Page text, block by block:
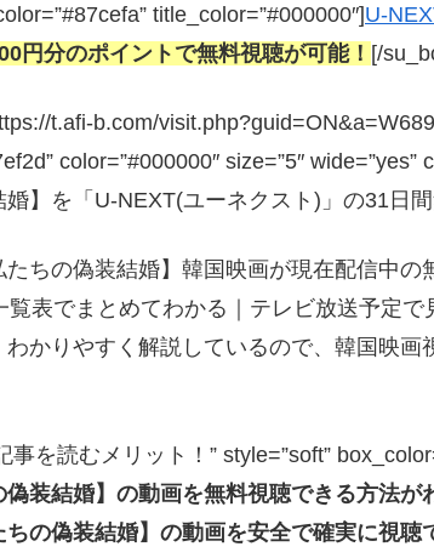
title_color=”#000000″]U-
円分のポイントで無料視聴が可能！ [/
t.afi-b.com/
color=”#000000″ size=”5″ wide=”yes”
婚】を「U-NEXT(ユーネクスト)」の31日
ちの偽装結婚】韓国映画が現在配信中
覧表でまとめてわかる｜テレビ放送予定
かりやすく解説しているので、韓国映
事を読むメリット！” style=”soft”
装結婚】の動画を無料視聴できる方法が
ちの偽装結婚】の動画を安全で確実に視聴